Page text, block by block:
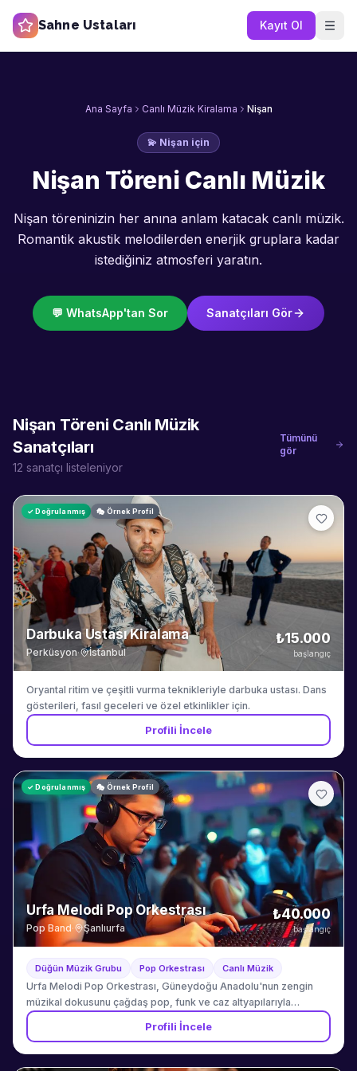
Sahne Ustaları Kayıt Ol
Ana Sayfa Canlı Müzik Kiralama Nişan
💫 Nişan için
Nişan Töreni Canlı Müzik
Nişan töreninizin her anına anlam katacak canlı müzik.
Romantik akustik melodilerden enerjik gruplara kadar
istediğiniz atmosferi yaratın.
💬 WhatsApp'tan Sor Sanatçıları Gör
Nişan Töreni Canlı Müzik
Sanatçıları
12 sanatçı listeleniyor
Tümünü
gör
✓ Doğrulanmış 🎭 Örnek Profil
Darbuka Ustası Kiralama
Perküsyon· İstanbul
₺15.000
başlangıç
Oryantal ritim ve çeşitli vurma teknikleriyle darbuka ustası. Dans
gösterileri, fasıl geceleri ve özel etkinlikler için.
Profili İncele
✓ Doğrulanmış 🎭 Örnek Profil
Urfa Melodi Pop Orkestrası
Pop Band· Şanlıurfa
₺40.000
başlangıç
Düğün Müzik Grubu Pop Orkestrası Canlı Müzik
Urfa Melodi Pop Orkestrası, Güneydoğu Anadolu'nun zengin
müzikal dokusunu çağdaş pop, funk ve caz altyapılarıyla
buluşturmak amacıyla Şanlıurfa'da kurulmuş profesyonel bir
sahne ve düğün müzik ekibidir. Kuruluşundan bu yana bölgedeki
davetlerde aktif olarak sahne alan ekip, her organizasyonda
Profili İncele